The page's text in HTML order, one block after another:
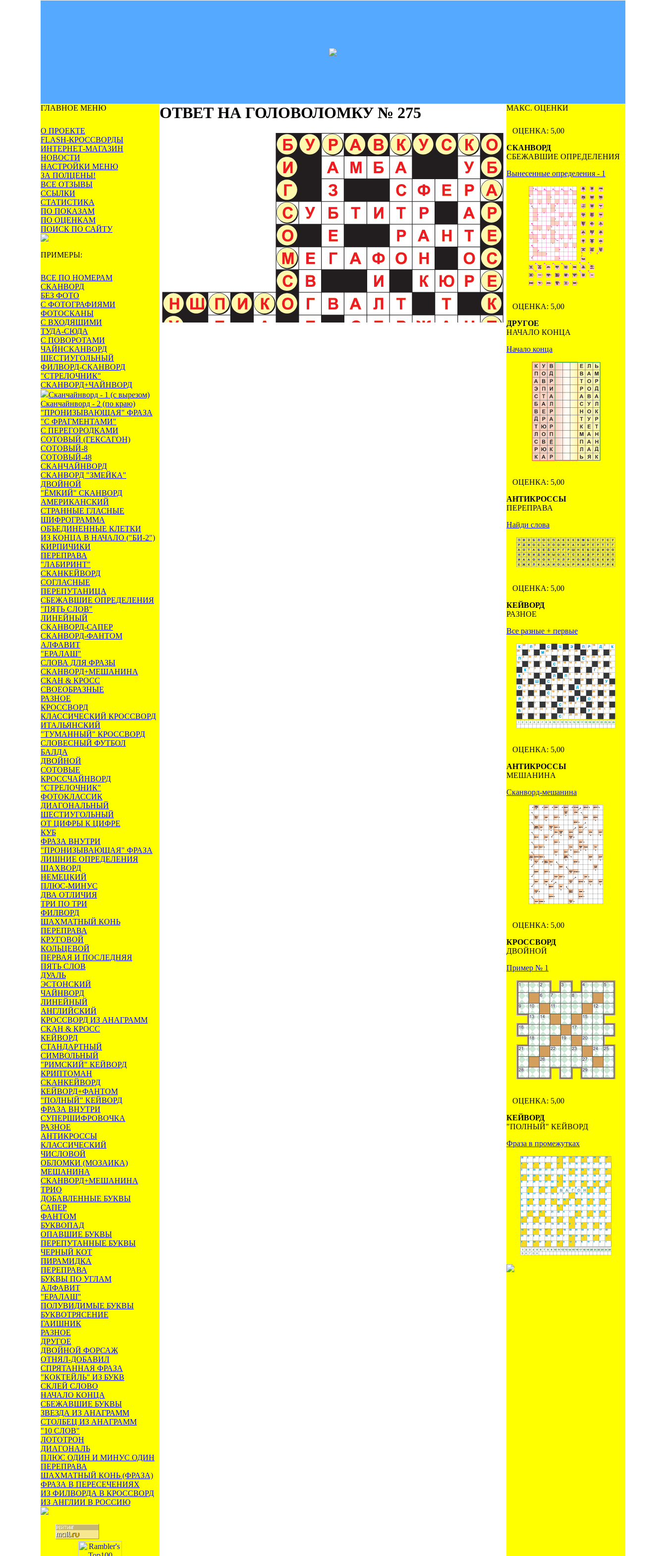
ГЛАВНОЕ МЕНЮ
О ПРОЕКТЕ
FLASH-КРОССВОРДЫ
ИНТЕРНЕТ-МАГАЗИН
НОВОСТИ
НАСТРОЙКИ МЕНЮ
ЗА ПОЛЦЕНЫ!
ВСЕ ОТЗЫВЫ
ССЫЛКИ
СТАТИСТИКА
ПО ПОКАЗАМ
ПО ОЦЕНКАМ
ПОИСК ПО САЙТУ
ПРИМЕРЫ:
ВСЕ ПО НОМЕРАМ
СКАНВОРД
БЕЗ ФОТО
С ФОТОГРАФИЯМИ
ФОТОСКАНЫ
С ВХОДЯЩИМИ
ТУДА-СЮДА
С ПОВОРОТАМИ
ЧАЙНСКАНВОРД
ШЕСТИУГОЛЬНЫЙ
ФИЛВОРД-СКАНВОРД
"СТРЕЛОЧНИК"
СКАНВОРД+ЧАЙНВОРД
Сканчайнворд - 1 (с вырезом)
Сканчайнворд - 2 (по краю)
"ПРОНИЗЫВАЮЩАЯ" ФРАЗА
"С ФРАГМЕНТАМИ"
С ПЕРЕГОРОДКАМИ
СОТОВЫЙ (ГЕКСАГОН)
СОТОВЫЙ-8
СОТОВЫЙ-48
СКАНЧАЙНВОРД
СКАНВОРД "ЗМЕЙКА"
ДВОЙНОЙ
"ЁМКИЙ" СКАНВОРД
АМЕРИКАНСКИЙ
СТРАННЫЕ ГЛАСНЫЕ
ШИФРОГРАММА
ОБЪЕДИНЕННЫЕ КЛЕТКИ
ИЗ КОНЦА В НАЧАЛО ("БИ-2")
КИРПИЧИКИ
ПЕРЕПРАВА
"ЛАБИРИНТ"
СКАНКЕЙВОРД
СОГЛАСНЫЕ
ПЕРЕПУТАНИЦА
СБЕЖАВШИЕ ОПРЕДЕЛЕНИЯ
"ПЯТЬ СЛОВ"
ЛИНЕЙНЫЙ
СКАНВОРД-САПЕР
СКАНВОРД-ФАНТОМ
АЛФАВИТ
"ЕРАЛАШ"
СЛОВА ДЛЯ ФРАЗЫ
СКАНВОРД+МЕШАНИНА
СКАН & КРОСС
СВОЕОБРАЗНЫЕ
РАЗНОЕ
КРОССВОРД
КЛАССИЧЕСКИЙ КРОССВОРД
ИТАЛЬЯНСКИЙ
"ТУМАННЫЙ" КРОССВОРД
СЛОВЕСНЫЙ ФУТБОЛ
БАЛДА
ДВОЙНОЙ
СОТОВЫЕ
КРОССЧАЙНВОРД
"СТРЕЛОЧНИК"
ФОТОКЛАССИК
ДИАГОНАЛЬНЫЙ
ШЕСТИУГОЛЬНЫЙ
ОТ ЦИФРЫ К ЦИФРЕ
КУБ
ФРАЗА ВНУТРИ
"ПРОНИЗЫВАЮЩАЯ" ФРАЗА
ЛИШНИЕ ОПРЕДЕЛЕНИЯ
ШАХВОРД
НЕМЕЦКИЙ
ПЛЮС-МИНУС
ДВА ОТЛИЧИЯ
ТРИ ПО ТРИ
ФИЛВОРД
ШАХМАТНЫЙ КОНЬ
ПЕРЕПРАВА
КРУГОВОЙ
КОЛЬЦЕВОЙ
ПЕРВАЯ И ПОСЛЕДНЯЯ
ПЯТЬ СЛОВ
ДУАЛЬ
ЭСТОНСКИЙ
ЧАЙНВОРД
ЛИНЕЙНЫЙ
АНГЛИЙСКИЙ
КРОССВОРД ИЗ АНАГРАММ
СКАН & КРОСС
КЕЙВОРД
СТАНДАРТНЫЙ
СИМВОЛЬНЫЙ
"РИМСКИЙ" КЕЙВОРД
КРИПТОМАН
СКАНКЕЙВОРД
КЕЙВОРД+ФАНТОМ
"ПОЛНЫЙ" КЕЙВОРД
ФРАЗА ВНУТРИ
СУПЕРШИФРОВОЧКА
РАЗНОЕ
АНТИКРОССЫ
КЛАССИЧЕСКИЙ
ЧИСЛОВОЙ
ОБЛОМКИ (МОЗАИКА)
МЕШАНИНА
СКАНВОРД+МЕШАНИНА
ТРИО
ДОБАВЛЕННЫЕ БУКВЫ
САПЕР
ФАНТОМ
БУКВОПАД
ОПАВШИЕ БУКВЫ
ПЕРЕПУТАННЫЕ БУКВЫ
ЧЕРНЫЙ КОТ
ПИРАМИДКА
ПЕРЕПРАВА
БУКВЫ ПО УГЛАМ
АЛФАВИТ
"ЕРАЛАШ"
ПОЛУВИДИМЫЕ БУКВЫ
БУКВОТРЯСЕНИЕ
ГАИШНИК
РАЗНОЕ
ДРУГОЕ
ДВОЙНОЙ ФОРСАЖ
ОТНЯЛ-ДОБАВИЛ
СПРЯТАННАЯ ФРАЗА
"КОКТЕЙЛЬ" ИЗ БУКВ
СКЛЕЙ СЛОВО
НАЧАЛО КОНЦА
СБЕЖАВШИЕ БУКВЫ
ЗВЕЗДА ИЗ АНАГРАММ
СТОЛБЕЦ ИЗ АНАГРАММ
"10 СЛОВ"
ЛОТОТРОН
ДИАГОНАЛЬ
ПЛЮС ОДИН И МИНУС ОДИН
ПЕРЕПРАВА
ШАХМАТНЫЙ КОНЬ (ФРАЗА)
ФРАЗА В ПЕРЕСЕЧЕНИЯХ
ИЗ ФИЛВОРДА В КРОССВОРД
ИЗ АНГЛИИ В РОССИЮ
ОТВЕТ НА ГОЛОВОЛОМКУ № 275 МАКС. ОЦЕНКИ
ОЦЕНКА: 5,00
СКАНВОРД
СБЕЖАВШИЕ ОПРЕДЕЛЕНИЯ
Вынесенные определения - 1
ОЦЕНКА: 5,00
ДРУГОЕ
НАЧАЛО КОНЦА
Начало конца
ОЦЕНКА: 5,00
АНТИКРОССЫ
ПЕРЕПРАВА
Найди слова
ОЦЕНКА: 5,00
КЕЙВОРД
РАЗНОЕ
Все разные + первые
ОЦЕНКА: 5,00
АНТИКРОССЫ
МЕШАНИНА
Сканворд-мешанина
ОЦЕНКА: 5,00
КРОССВОРД
ДВОЙНОЙ
Пример № 1
ОЦЕНКА: 5,00
КЕЙВОРД
"ПОЛНЫЙ" КЕЙВОРД
Фраза в промежутках